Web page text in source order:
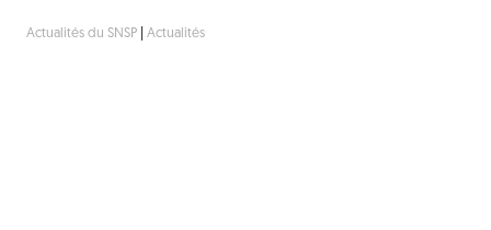
Actualités du SNSP| Actualités